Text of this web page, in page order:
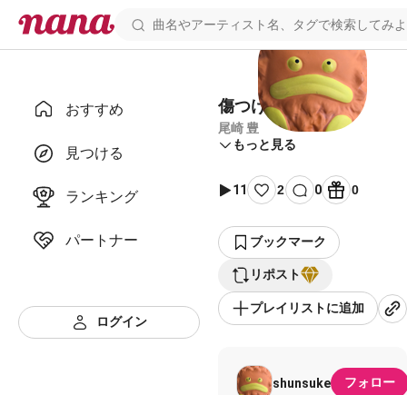
おすすめ
見つける
ランキング
パートナー
ログイン
傷つけた人々へ -1
尾崎 豊
もっと見る
11 2 0 0
ブックマーク
リポスト
プレイリストに追加
shunsuke フォロー